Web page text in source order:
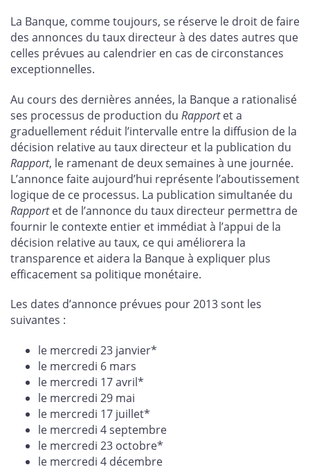
La Banque, comme toujours, se réserve le droit de faire
des annonces du taux directeur à des dates autres que
celles prévues au calendrier en cas de circonstances
exceptionnelles.
Au cours des dernières années, la Banque a rationalisé
ses processus de production du Rapportet a
graduellement réduit l’intervalle entre la diffusion de la
décision relative au taux directeur et la publication du
Rapport, le ramenant de deux semaines à une journée.
L’annonce faite aujourd’hui représente l’aboutissement
logique de ce processus. La publication simultanée du
Rapportet de l’annonce du taux directeur permettra de
fournir le contexte entier et immédiat à l’appui de la
décision relative au taux, ce qui améliorera la
transparence et aidera la Banque à expliquer plus
efficacement sa politique monétaire.
Les dates d’annonce prévues pour 2013 sont les
suivantes :
le mercredi 23 janvier*
le mercredi 6 mars
le mercredi 17 avril*
le mercredi 29 mai
le mercredi 17 juillet*
le mercredi 4 septembre
le mercredi 23 octobre*
le mercredi 4 décembre